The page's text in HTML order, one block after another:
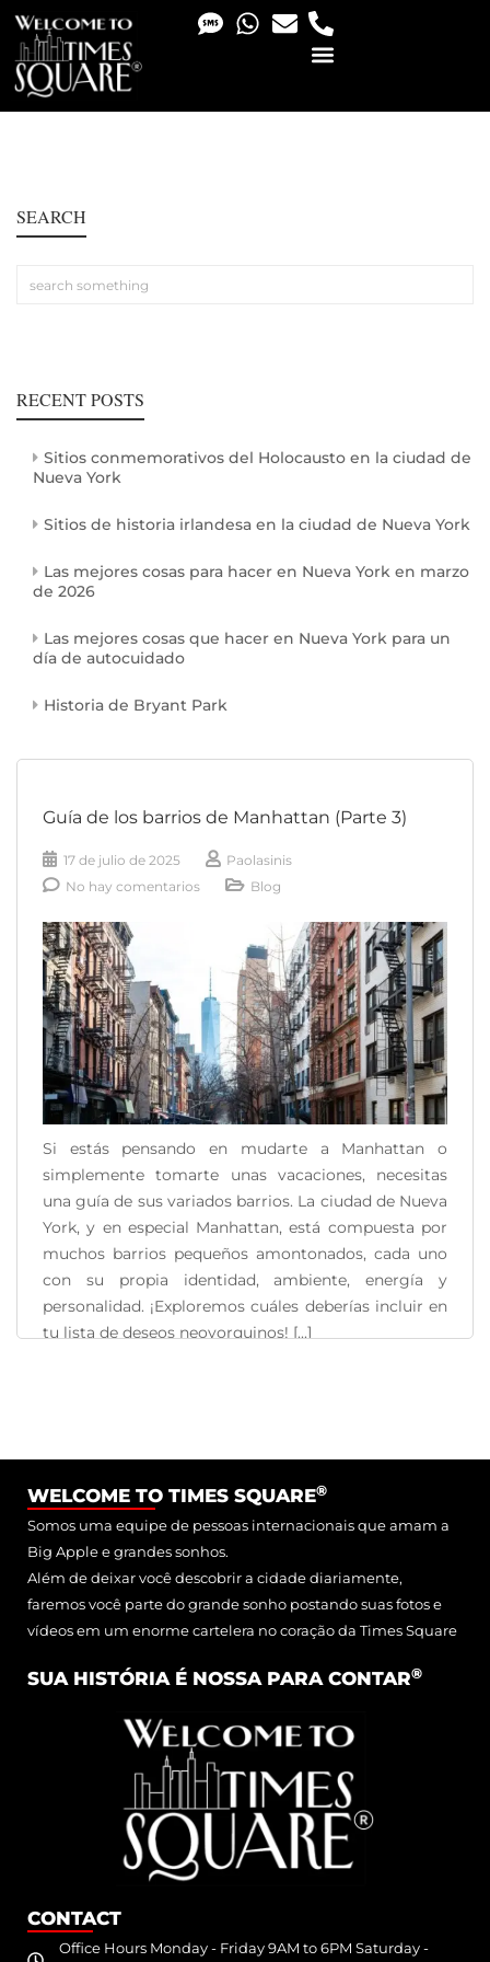
SEARCH
RECENT POSTS
Sitios conmemorativos del Holocausto en la ciudad de
Nueva York
Sitios de historia irlandesa en la ciudad de Nueva York
Las mejores cosas para hacer en Nueva York en marzo
de 2026
Las mejores cosas que hacer en Nueva York para un
día de autocuidado
Historia de Bryant Park
Guía de los barrios de Manhattan (Parte 3)
17 de julio de 2025
Paolasinis
No hay comentarios
Blog
Si estás pensando en mudarte a Manhattan o
simplemente tomarte unas vacaciones, necesitas
una guía de sus variados barrios. La ciudad de Nueva
York, y en especial Manhattan, está compuesta por
muchos barrios pequeños amontonados, cada uno
con su propia identidad, ambiente, energía y
personalidad. ¡Exploremos cuáles deberías incluir en
tu lista de deseos neoyorquinos! [...]
WELCOME TO TIMES SQUARE®
Somos uma equipe de pessoas internacionais que amam a
Big Apple e grandes sonhos.
Além de deixar você descobrir a cidade diariamente,
faremos você parte do grande sonho postando suas fotos e
vídeos em um enorme cartelera no coração da Times Square
SUA HISTÓRIA É NOSSA PARA CONTAR®
CONTACT
Office Hours Monday - Friday 9AM to 6PM Saturday -